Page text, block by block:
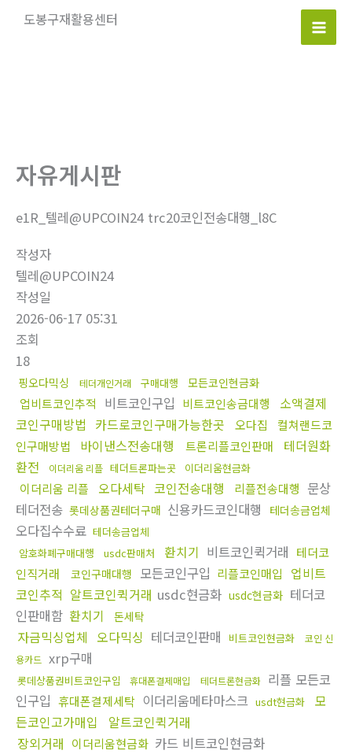
도봉구재활용센터
Main
자유게시판
e1R_텔레@UPCOIN24 trc20코인전송대행_l8C
작성자
텔레@UPCOIN24
작성일
2026-06-17 05:31
조회
18
핑오다믹싱 테더개인거래 구매대행 모든코인현금화
업비트코인추적 비트코인구입 비트코인송금대행
소액결제
코인구매방법 카드로코인구매가능한곳 오다집
컬쳐랜드코
인구매방법
바이낸스전송대행 트론리플코인판매
테더원화
환전
이더리움 리플 테더트론파는곳 이더리움현금화
이더리움 리플 오다세탁 코인전송대행 리플전송대행 문상
테더전송 롯데상품권테더구매 신용카드코인대행 테더송금업체
오다집수수료 테더송금업체
암호화폐구매대행
usdc판매처 환치기 비트코인퀵거래 테더코
인직거래
코인구매대행 모든코인구입 리플코인매입
업비트
코인추적 알트코인퀵거래 usdc현금화 usdc현금화 테더코
인판매함 환치기 돈세탁
자금믹싱업체 오다믹싱 테더코인판매 비트코인현금화
코인 신
용카드 xrp구매
롯데상품권비트코인구입 휴대폰결제매입 테더트론현금화 리플 모든코
인구입 휴대폰결제세탁 이더리움메타마스크 usdt현금화
모
든코인고가매입
알트코인퀵거래
장외거래 이더리움현금화 카드 비트코인현금화